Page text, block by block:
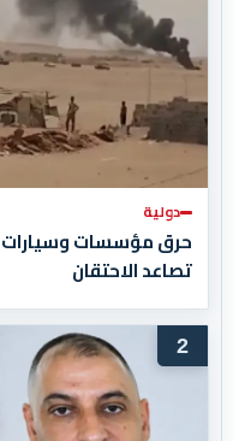
دولية
حرق مؤسسات وسيارات
تصاعد الاحتقان
2